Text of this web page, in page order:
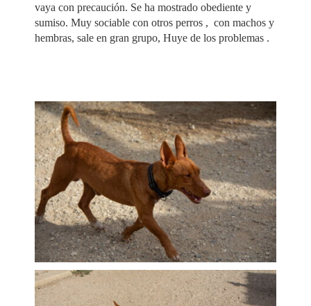
vaya con precaución. Se ha mostrado obediente y
sumiso. Muy sociable con otros perros , con machos y
hembras, sale en gran grupo, Huye de los problemas .